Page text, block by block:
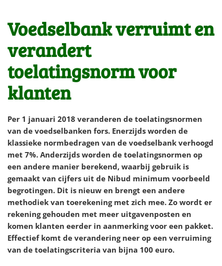
Voedselbank verruimt en
verandert
toelatingsnorm voor
klanten
Per 1 januari 2018 veranderen de toelatingsnormen
van de voedselbanken fors. Enerzijds worden de
klassieke normbedragen van de voedselbank verhoogd
met 7%. Anderzijds worden de toelatingsnormen op
een andere manier berekend, waarbij gebruik is
gemaakt van cijfers uit de Nibud minimum voorbeeld
begrotingen. Dit is nieuw en brengt een andere
methodiek van toerekening met zich mee. Zo wordt er
rekening gehouden met meer uitgavenposten en
komen klanten eerder in aanmerking voor een pakket.
Effectief komt de verandering neer op een verruiming
van de toelatingscriteria van bijna 100 euro.